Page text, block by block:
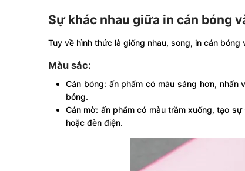
Sự khác nhau giữa in cán bóng
Tuy về hình thức là giống nhau, song, in cán
Màu sắc:
Cán bóng: ấn phẩm có màu sáng hơn,
bóng.
Cán mờ: ấn phẩm có màu trầm xuống, tạo
hoặc đèn điện.